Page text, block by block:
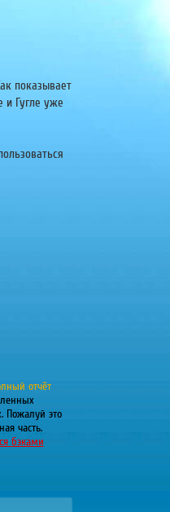
показывает
и Гугле уже
отчёт
Пожалуй это
часть.
бэками